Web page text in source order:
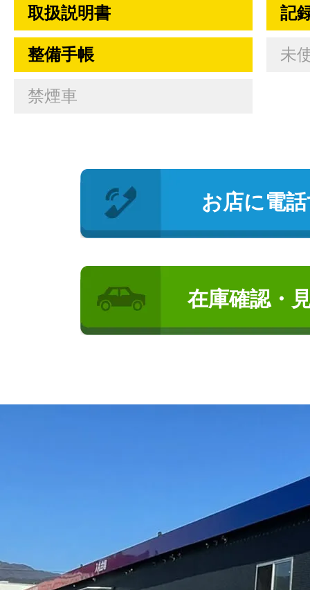
取扱説明書 記
整備手帳 未
禁煙車
お店に電
在庫確認・